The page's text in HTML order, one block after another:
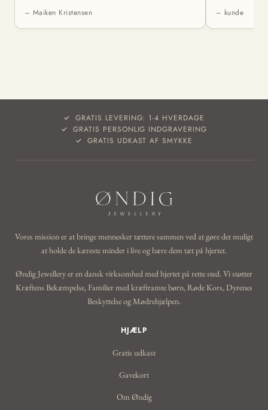
senere lå det smukkeste vedhæng i min postkasse. Det
– Maiken Kristensen – kunde
GRATIS LEVERING: 1-4 HVERDAGE
GRATIS PERSONLIG INDGRAVERING
GRATIS UDKAST AF SMYKKE
Vores mission er at bringe mennesker tættere sammen ved at gøre det muligt
at holde de kæreste minder i live og bære dem tæt på hjertet.
Øndig Jewellery er en dansk virksomhed med hjertet på rette sted. Vi støtter
Kræftens Bekæmpelse, Familier med kræftramte børn, Røde Kors, Dyrenes
Beskyttelse og Mødrehjælpen.
HJÆLP
Gratis udkast
Gavekort
Om Øndig